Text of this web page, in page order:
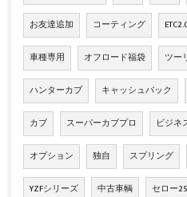
お友達追加 コーティング
車種専用 オフロード福袋 ツー
ハンターカブ キャッシュバック
カブ スーパーカブプロ ビジネ
オプション 独自 スプリング
YZFシリーズ 中古車輌 セロー